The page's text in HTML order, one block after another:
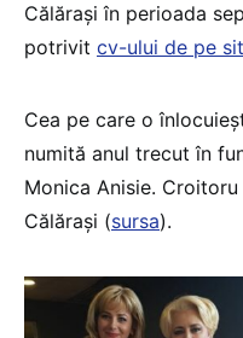
Călărași în perioada
potrivit cv-ului de pe
Cea pe care o
numită anul trecut în
Monica Anisie.
Călărași (sursa).